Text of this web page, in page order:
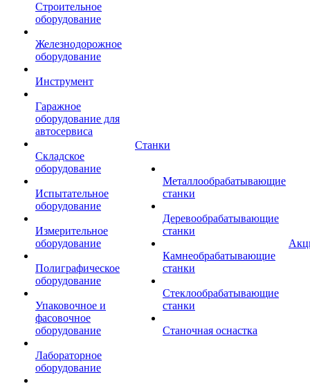
Строительное
оборудование
Железнодорожное
оборудование
Инструмент
Гаражное
оборудование для
автосервиса
Складское
оборудование
Испытательное
оборудование
Измерительное
оборудование
Полиграфическое
оборудование
Упаковочное и
фасовочное
оборудование
Лабораторное
оборудование
Станки
Металлообрабатывающие
станки
Деревообрабатывающие
станки
Камнеобрабатывающие
станки
Стеклообрабатывающие
станки
Станочная оснастка